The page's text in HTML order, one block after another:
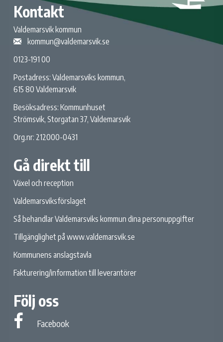
Kontakt
Valdemarsvik kommun
kommun@valdemarsvik.se
0123-191 00
Postadress: Valdemarsviks kommun,
615 80 Valdemarsvik
Besöksadress: Kommunhuset
Strömsvik, Storgatan 37, Valdemarsvik
Org.nr: 212000-0431
Gå direkt till
Växel och reception
Valdemarsviksförslaget
Så behandlar Valdemarsviks kommun dina personuppgifter
Tillgänglighet på www.valdemarsvik.se
Kommunens anslagstavla
Fakturering/information till leverantörer
Följ oss
Facebook
Facebook